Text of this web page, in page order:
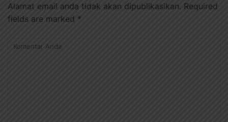
Alamat email anda tidak akan dipublikasikan. Required
fields are marked *